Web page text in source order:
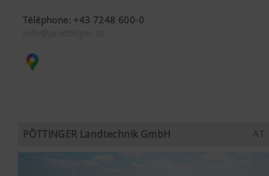
Téléphone: +43 7248 600-0
PÖTTINGER Landtechnik GmbH AT